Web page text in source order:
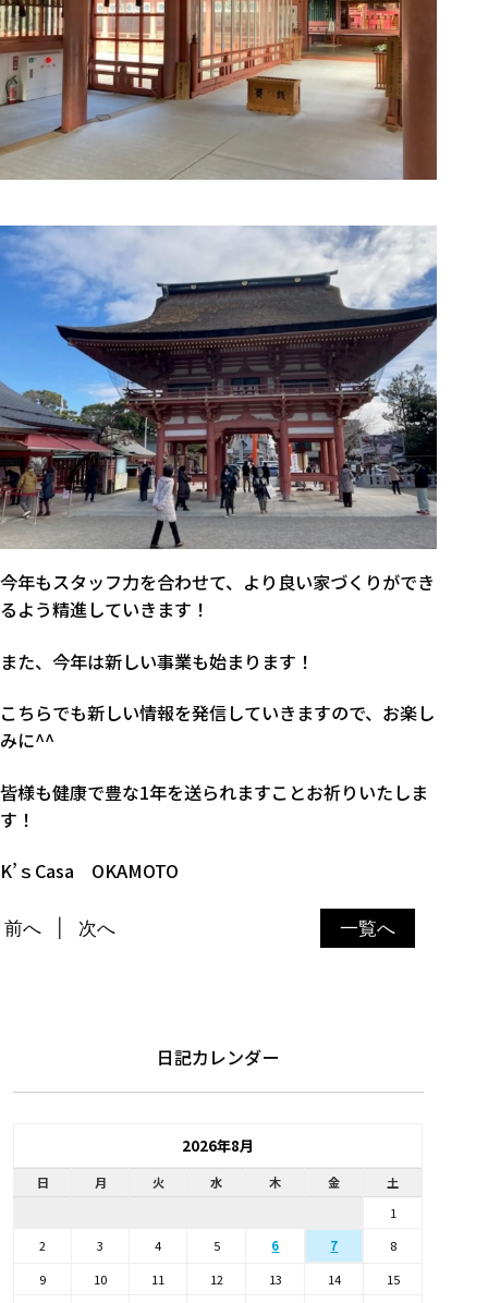
今年もスタッフ力を合わせて、より良い家づくりができ
るよう精進していきます！
また、今年は新しい事業も始まります！
こちらでも新しい情報を発信していきますので、お楽し
みに^^
皆様も健康で豊な1年を送られますことお祈りいたしま
す！
K’ｓCasa OKAMOTO
一覧へ
前へ 次へ
日記カレンダー
2026年8月
日 月 火 水 木 金 土
1
2
3 4 5 6 7
8
9
10 11 12 13 14
15